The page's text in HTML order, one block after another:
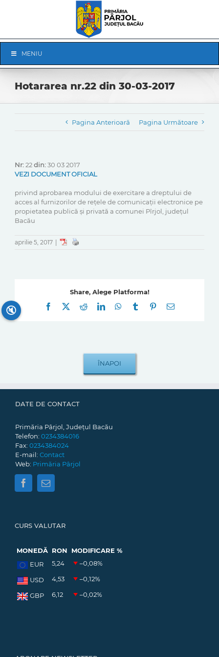
Navigation
MENIU
Hotararea nr.22 din 30-03-2017
Pagina Anterioară Pagina Următoare
Nr:22din:30 03 2017
VEZI DOCUMENT OFICIAL
privind aprobarea modului de exercitare a dreptului de
acces al furnizorilor de rețele de comunicații electronice pe
propietatea publică și privată a comunei Pîrjol, județul
Bacău
aprilie 5, 2017
Share, Alege Platforma!
Facebook
RedditLinkedInWhatsApp
Tumblr Pinterest
E-
DATE DE CONTACT
Primăria Pârjol, Județul Bacău
Telefon: 0234384016
Fax: 0234384024
E-mail: Contact
Web: Primăria Pârjol
CURS VALUTAR
MONEDĂ RON
MODIFICARE %
EUR
5,24 –0,08%
USD 4,53 –0,12%
GBP 6,12 –0,02%
🔇